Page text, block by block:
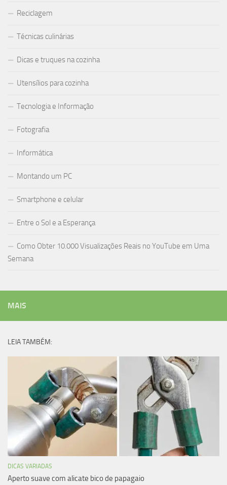
Reciclagem
Técnicas culinárias
Dicas e truques na cozinha
Utensílios para cozinha
Tecnologia e Informação
Fotografia
Informática
Montando um PC
Smartphone e celular
Entre o Sol e a Esperança
Como Obter 10.000 Visualizações Reais no YouTube em Uma
Semana
MAIS
LEIA TAMBÉM:
DICAS VARIADAS
Aperto suave com alicate bico de papagaio